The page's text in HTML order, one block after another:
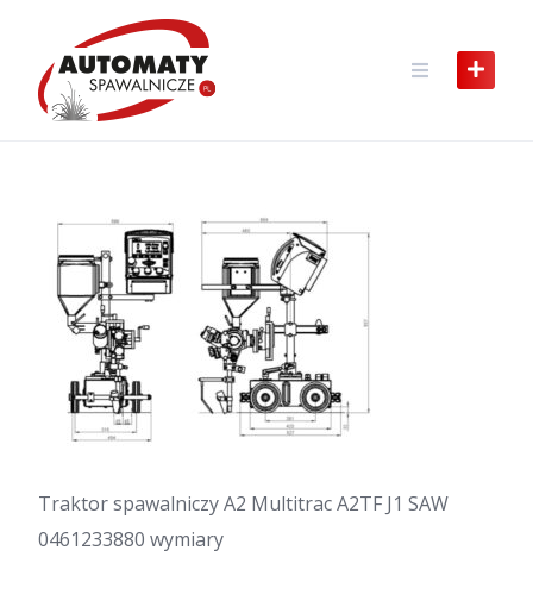
content
Traktor spawalniczy A2 Multitrac A2TF J1 SAW
0461233880 wymiary